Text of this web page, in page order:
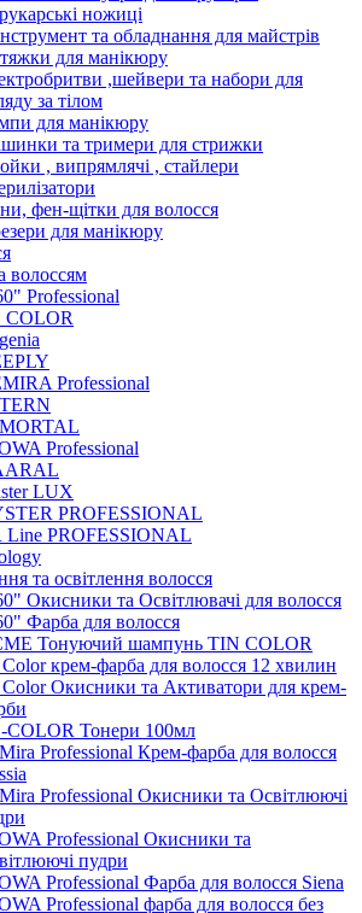
ножиці
та обладнання для майстрів
для манікюру
,шейвери та набори для
за тілом
для манікюру
та тримери для стрижки
, випрямлячі , стайлери
фен-щітки для волосся
для манікюру
волоссям
Professional
COLOR
Professional
Professional
LUX
PROFESSIONAL
Line PROFESSIONAL
та освітлення волосся
Окисники та Освітлювачі для волосся
Фарба для волосся
Тонуючий шампунь TIN COLOR
крем-фарба для волосся 12 хвилин
Окисники та Активатори для крем-
COLOR Тонери 100мл
Professional Крем-фарба для волосся
Professional Окисники та Освітлюючі
Professional Окисники та
пудри
Professional Фарба для волосся Siena
Professional фарба для волосся без